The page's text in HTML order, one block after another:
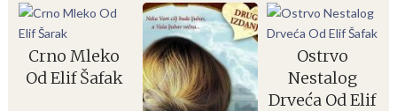
Crno Mleko
Od Elif Šafak
Ostrvo
Nestalog
Drveća Od Elif